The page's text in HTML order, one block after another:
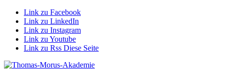
Link zu Facebook
Link zu LinkedIn
Link zu Instagram
Link zu Youtube
Link zu Rss Diese Seite